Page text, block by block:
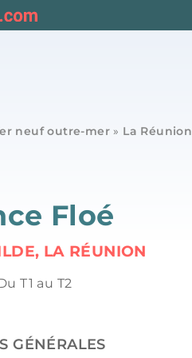
neuf outre-mer » La Réunion
Floé
LA RÉUNION
T1 au T2
GÉNÉRALES